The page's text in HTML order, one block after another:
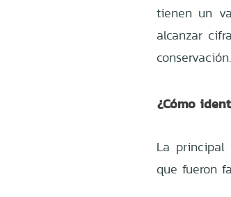
tienen un
alcanzar
conservación.
¿Cómo
La
que fueron